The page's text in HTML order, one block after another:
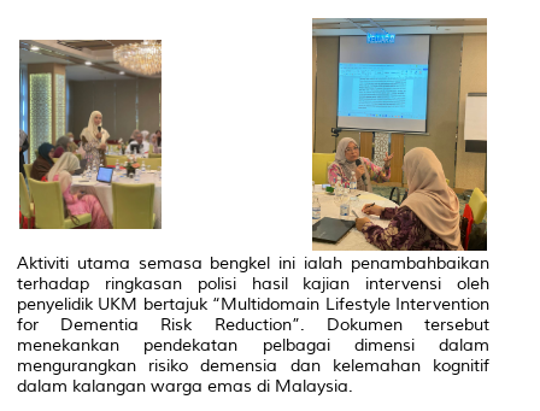
Aktiviti utama semasa bengkel ini ialah penambahbaikan
terhadap ringkasan polisi hasil kajian intervensi oleh
penyelidik UKM bertajuk “Multidomain Lifestyle Intervention
for Dementia Risk Reduction”. Dokumen tersebut
menekankan pendekatan pelbagai dimensi dalam
mengurangkan risiko demensia dan kelemahan kognitif
dalam kalangan warga emas di Malaysia.